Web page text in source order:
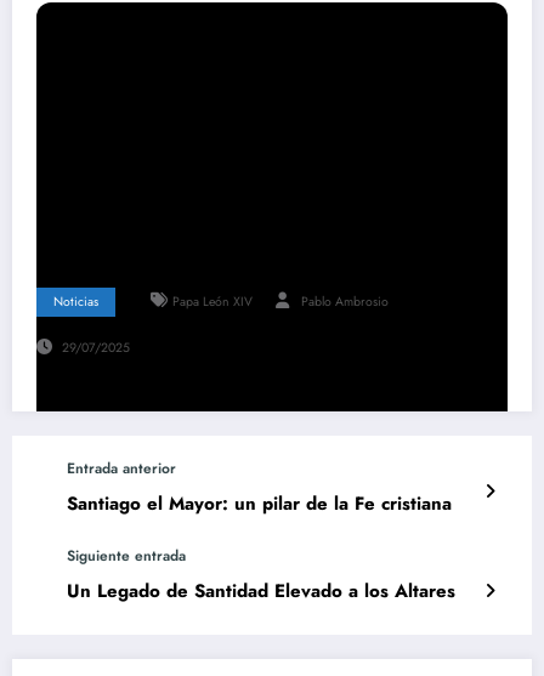
Noticias Papa León XIV Pablo Ambrosio
29/07/2025
Entrada anterior
Santiago el Mayor: un pilar de la Fe cristiana
Siguiente entrada
Un Legado de Santidad Elevado a los Altares